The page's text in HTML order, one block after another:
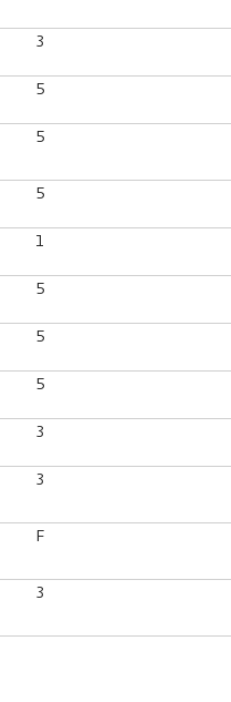
3
5
5
5
1
5
5
5
3
3
F
3